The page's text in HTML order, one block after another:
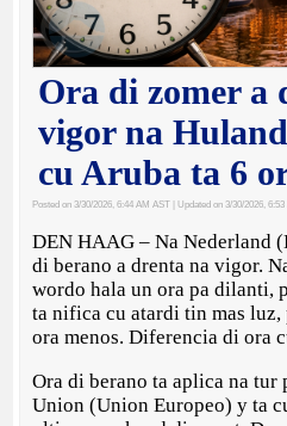
Ora di zomer a
vigor na
cu Aruba ta 6
Posted on 3/30/2026, 6:44 AM AST | Updated on 3/30/2026,
DEN HAAG – Na Nederland
di berano a drenta na vigor.
wordo hala un ora pa dilanti,
ta nifica cu atardi tin mas luz,
ora menos. Diferencia di ora
Ora di berano ta aplica na tur
Union (Union Europeo) y ta